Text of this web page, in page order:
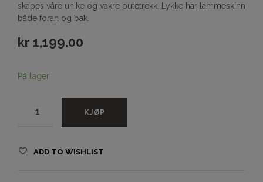
skapes våre unike og vakre putetrekk. Lykke har lammeskinn
både foran og bak.
kr 1,199.00
På lager
KJØP
ADD TO WISHLIST